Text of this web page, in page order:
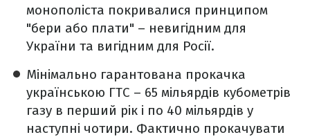
монополіста покривалися принципом
"бери або плати" – невигідним для
України та вигідним для Росії.
Мінімально гарантована прокачка
українською ГТС – 65 мільярдів кубометрів
газу в перший рік і по 40 мільярдів у
наступні чотири. Фактично прокачувати